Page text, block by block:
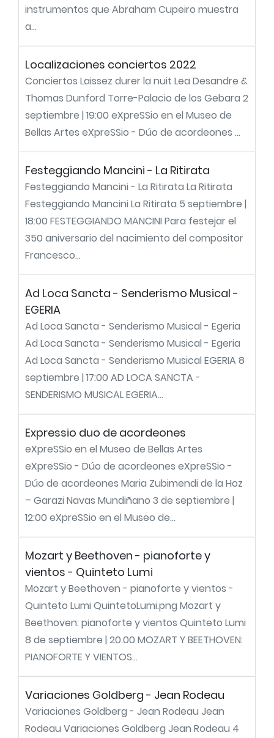
instrumentos que Abraham Cupeiro muestra
a...
Localizaciones conciertos 2022
Conciertos Laissez durer la nuit Lea Desandre &
Thomas Dunford Torre-Palacio de los Gebara 2
septiembre | 19:00 eXpreSSio en el Museo de
Bellas Artes eXpreSSio - Dúo de acordeones ...
Festeggiando Mancini - La Ritirata
Festeggiando Mancini - La Ritirata La Ritirata
Festeggiando Mancini La Ritirata 5 septiembre |
18:00 FESTEGGIANDO MANCINI Para festejar el
350 aniversario del nacimiento del compositor
Francesco...
Ad Loca Sancta - Senderismo Musical -
EGERIA
Ad Loca Sancta - Senderismo Musical - Egeria
Ad Loca Sancta - Senderismo Musical - Egeria
Ad Loca Sancta - Senderismo Musical EGERIA 8
septiembre | 17:00 AD LOCA SANCTA -
SENDERISMO MUSICAL EGERIA...
Expressio duo de acordeones
eXpreSSio en el Museo de Bellas Artes
eXpreSSio - Dúo de acordeones eXpreSSio -
Dúo de acordeones Maria Zubimendi de la Hoz
– Garazi Navas Mundiñano 3 de septiembre |
12:00 eXpreSSio en el Museo de...
Mozart y Beethoven - pianoforte y
vientos - Quinteto Lumi
Mozart y Beethoven - pianoforte y vientos -
Quinteto Lumi QuintetoLumi.png Mozart y
Beethoven: pianoforte y vientos Quinteto Lumi
8 de septiembre | 20.00 MOZART Y BEETHOVEN:
PIANOFORTE Y VIENTOS...
Variaciones Goldberg - Jean Rodeau
Variaciones Goldberg - Jean Rodeau Jean
Rodeau Variaciones Goldberg Jean Rodeau 4